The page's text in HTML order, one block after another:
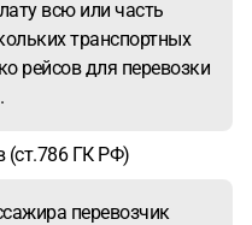
всю или часть
транспортных
рейсов для перевозки
(ст.786 ГК РФ)
перевозчик